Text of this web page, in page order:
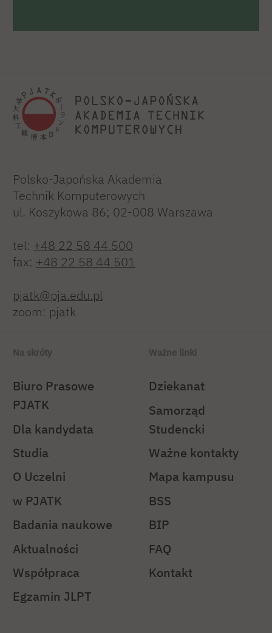
Polsko-Japońska Akademia
Technik Komputerowych
ul. Koszykowa 86; 02-008 Warszawa
tel: +48 22 58 44 500
fax: +48 22 58 44 501
pjatk@pja.edu.pl
zoom: pjatk
Na skróty
Biuro Prasowe
PJATK
Dla kandydata
Studia
O Uczelni
w PJATK
Badania naukowe
Aktualności
Współpraca
Egzamin JLPT
Ważne linki
Dziekanat
Samorząd
Studencki
Ważne kontakty
Mapa kampusu
BSS
BIP
FAQ
Kontakt